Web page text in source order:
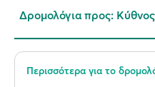
Δρομολόγια προς: Κύθνος
Περισσότερα για το